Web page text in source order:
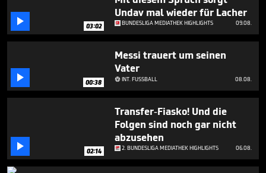
 03:02
Undav mal wieder für Lacher
BUNDESLIGA MEDIATHEK HIGHLIGHTS 09.08.
 00:38
Messi trauert um seinen
Vater
INT. FUSSBALL 08.08.
 02:14
Transfer-Fiasko! Und die
Folgen sind noch gar nicht
abzusehen
2. BUNDESLIGA MEDIATHEK HIGHLIGHTS 06.08.